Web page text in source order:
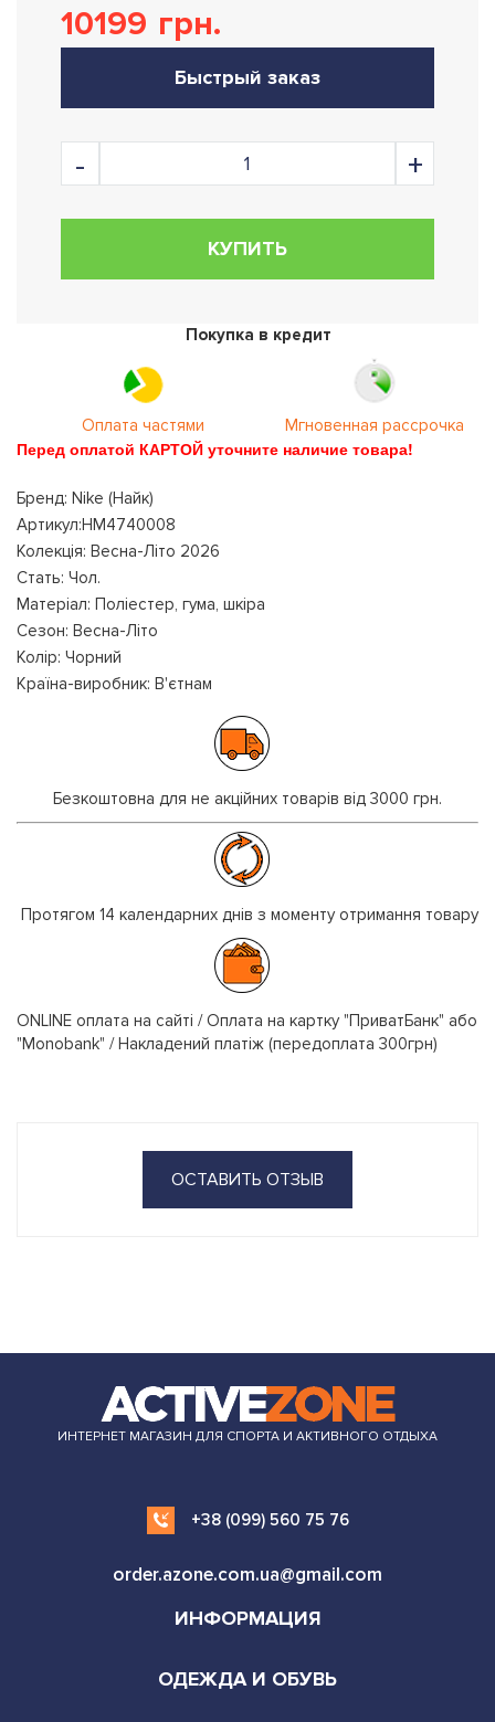
10199 грн.
Быстрый заказ
КУПИТЬ
Покупка в кредит
Оплата частями Мгновенная рассрочка
Перед оплатой КАРТОЙ уточните наличие товара!
Бренд: Nike (Найк)
Артикул:HM4740008
Колекція: Весна-Літо 2026
Стать: Чол.
Матеріал: Поліестер, гума, шкіра
Сезон: Весна-Літо
Колір: Чорний
Країна-виробник: В'єтнам
Безкоштовна для не акційних товарів від 3000 грн.
Протягом 14 календарних днів з моменту отримання товару
ONLINE оплата на сайті / Оплата на картку "ПриватБанк" або
"Monobank" / Накладений платіж (передоплата 300грн)
ОСТАВИТЬ ОТЗЫВ
ИНТЕРНЕТ МАГАЗИН ДЛЯ СПОРТА И АКТИВНОГО ОТДЫХА
+38 (099) 560 75 76
order.azone.com.ua@gmail.com
ИНФОРМАЦИЯ
ОДЕЖДА И ОБУВЬ